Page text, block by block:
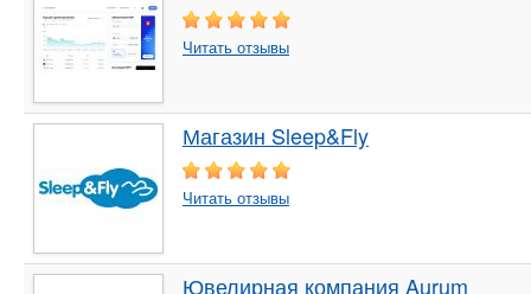
Читать отзывы
Магазин Sleep&Fly
Читать отзывы
Ювелирная компания Aurum